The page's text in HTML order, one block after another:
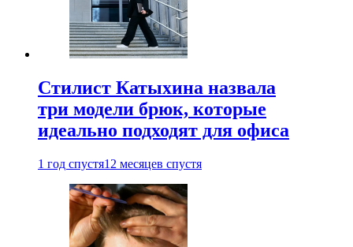
Стилист Катыхина назвала
три модели брюк, которые
идеально подходят для офиса
1 год спустя12 месяцев спустя